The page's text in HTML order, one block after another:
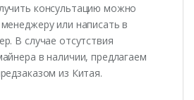
консультацию можно
или написать в
В случае отсутствия
в наличии, предлагаем
из Китая.